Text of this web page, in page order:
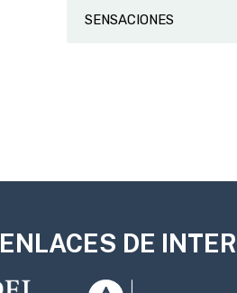
SENSACIONES
ENLACES DE